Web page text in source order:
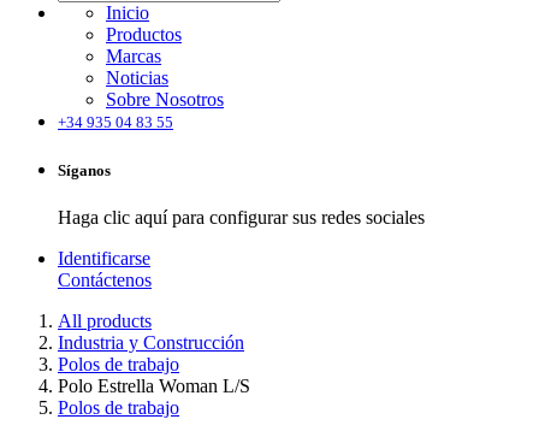
Inicio
Productos
Marcas
Noticias
Sobre Nosotros
+34 935 04 83 55
Síganos
Haga clic aquí para configurar sus redes sociales
Identificarse
Contáctenos
All products
Industria y Construcción
Polos de trabajo
Polo Estrella Woman L/S
Polos de trabajo